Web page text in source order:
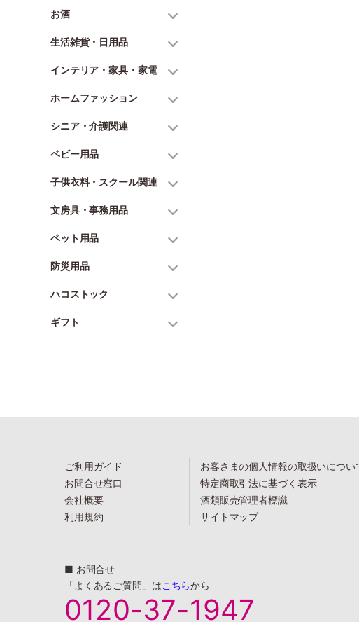
お酒
生活雑貨・日用品
インテリア・家具・家電
ホームファッション
シニア・介護関連
ベビー用品
子供衣料・スクール関連
文房具・事務用品
ペット用品
防災用品
ハコストック
ギフト
ご利用ガイド
お問合せ窓口
会社概要
利用規約
お客さまの個人情報の取扱いについ
特定商取引法に基づく表示
酒類販売管理者標識
サイトマップ
■ お問合せ
「よくあるご質問」はこちらから
0120-37-1947